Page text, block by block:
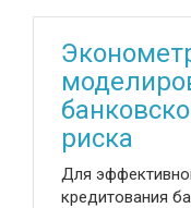
риска
Для
кредитования